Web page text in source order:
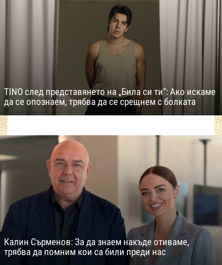
TINO след представянето на „Била си ти“: Ако искаме
да се опознаем, трябва да се срещнем с болката
Калин Сърменов: За да знаем накъде отиваме,
трябва да помним кои са били преди нас